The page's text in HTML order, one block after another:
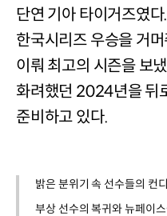
단연 기아 타이거즈였
한국시리즈 우승을 거
이뤄 최고의 시즌을 보
화려했던 2024년을 뒤
준비하고 있다.
밝은 분위기 속 선수들의 컨
부상 선수의 복귀와 뉴페이